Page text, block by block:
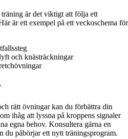
är det viktigt att följa ett
är ett exempel på ett veckoschema för
och knästräckningar
rätt övningar kan du förbättra din
ihåg att lyssna på kroppens signaler
egna behov. Konsultera gärna en
du påbörjar ett nytt träningsprogram.